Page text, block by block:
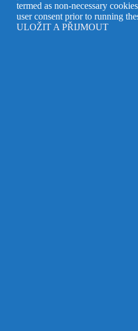
termed as non-necessary
user consent prior to running
ULOŽIT A PŘIJMOUT